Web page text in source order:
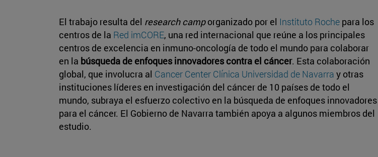
El trabajo resulta del research camporganizado por el Instituto Roche para los
centros de la Red imCORE, una red internacional que reúne a los principales
centros de excelencia en inmuno-oncología de todo el mundo para colaborar
en la búsqueda de enfoques innovadores contra el cáncer. Esta colaboración
global, que involucra al Cancer Center Clínica Universidad de Navarra y otras
instituciones líderes en investigación del cáncer de 10 países de todo el
mundo, subraya el esfuerzo colectivo en la búsqueda de enfoques innovadores
para el cáncer. El Gobierno de Navarra también apoya a algunos miembros del
estudio.